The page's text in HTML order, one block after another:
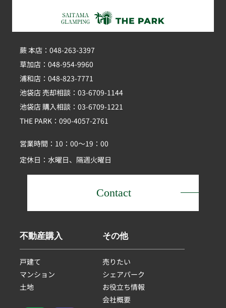
蕨 本店：048-263-3397
草加店：048-954-9960
浦和店：048-823-7771
池袋店 売却相談：03-6709-1144
池袋店 購入相談：03-6709-1221
THE PARK：090-4057-2761
営業時間：10：00～19：00
定休日：水曜日、隔週火曜日
Contact
不動産購入
戸建て
マンション
土地
その他
売りたい
シェアパーク
お役立ち情報
会社概要